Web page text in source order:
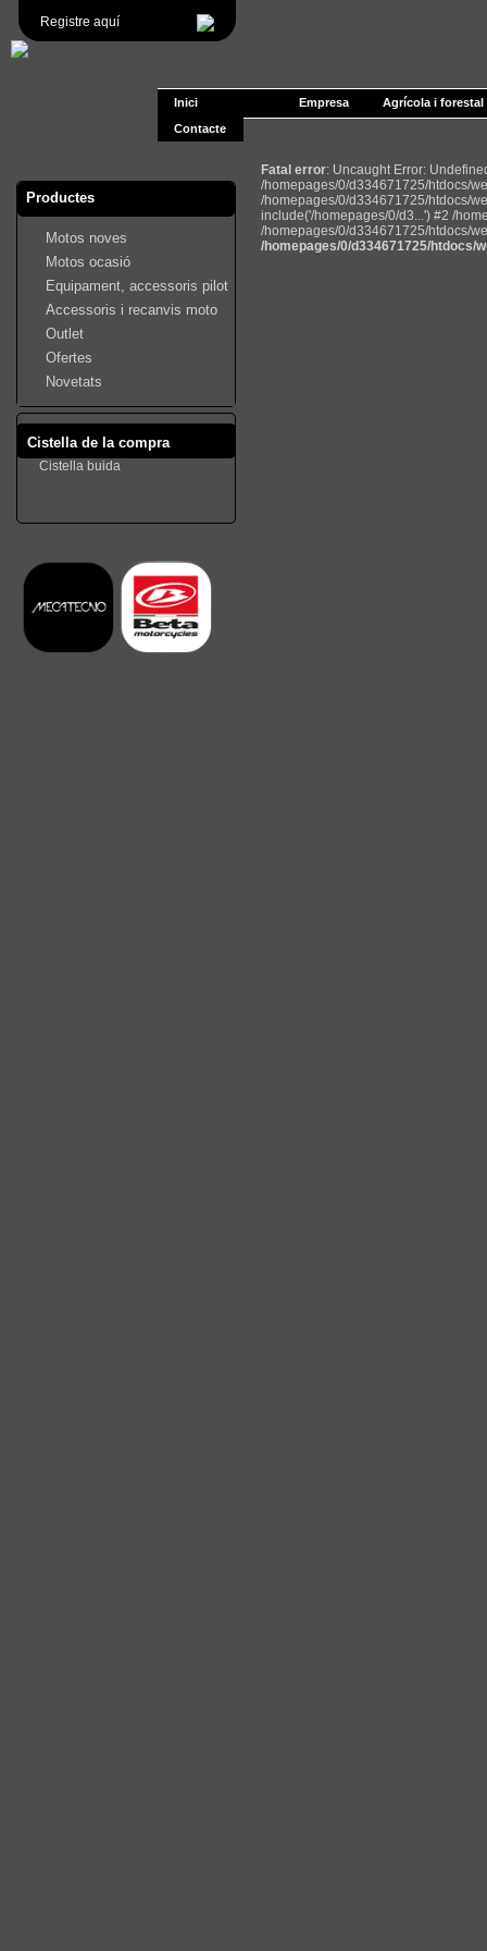
Registre aquí
Inici Empresa
Agrícola i forestal
Contacte
Productes
Motos noves
Motos ocasió
Equipament, accessoris pilot
Accessoris i recanvis moto
Outlet
Ofertes
Novetats
Cistella de la compra
Cistella buida
Fatal error: Uncaught Error:
/homepages/0/d334671725/htdocs/
/homepages/0/d334671725/htdocs/
include('/homepages/0/d3...') #2 /
/homepages/0/d334671725/htdocs/
/homepages/0/d334671725/htdocs/